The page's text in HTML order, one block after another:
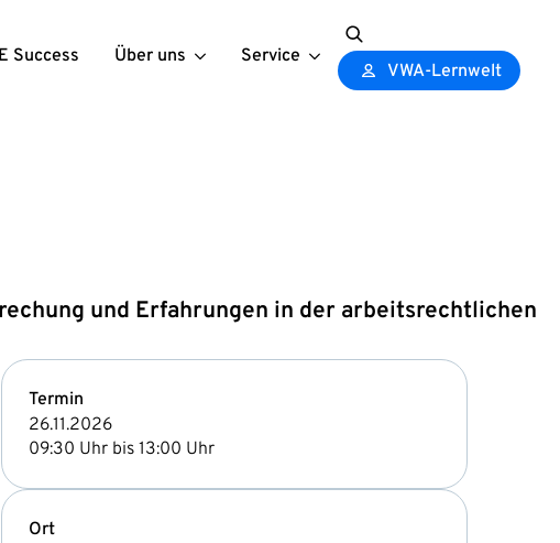
Success Über uns Service
Search
for:
VWA-Lernwelt
und Erfahrungen in der arbeitsrechtlichen
Termin
26.11.2026
09:30 Uhr bis 13:00 Uhr
Ort